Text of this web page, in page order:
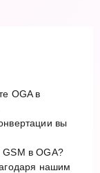
OGA в
вы
в OGA?
нашим